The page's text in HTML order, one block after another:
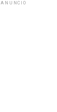
ANUNCIO